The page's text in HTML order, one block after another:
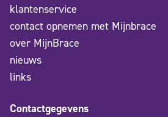
klantenservice
contact opnemen met Mijnbrace
over MijnBrace
nieuws
links
Contactgegevens